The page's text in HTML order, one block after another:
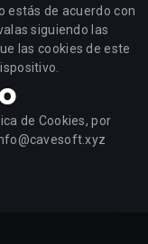
estás de acuerdo con
siguiendo las
las cookies de este
de Cookies, por